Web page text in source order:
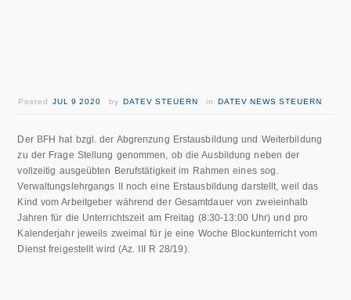
PostedJUL 9 2020 byDATEV STEUERN inDATEV NEWS STEUERN
Der BFH hat bzgl. der Abgrenzung Erstausbildung und Weiterbildung
zu der Frage Stellung genommen, ob die Ausbildung neben der
vollzeitig ausgeübten Berufstätigkeit im Rahmen eines sog.
Verwaltungslehrgangs II noch eine Erstausbildung darstellt, weil das
Kind vom Arbeitgeber während der Gesamtdauer von zweieinhalb
Jahren für die Unterrichtszeit am Freitag (8:30-13:00 Uhr) und pro
Kalenderjahr jeweils zweimal für je eine Woche Blockunterricht vom
Dienst freigestellt wird (Az. III R 28/19).